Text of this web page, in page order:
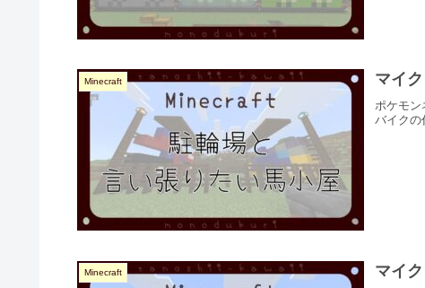
Minecraft マイ
ポケモン
バイクの
Minecraft マイ